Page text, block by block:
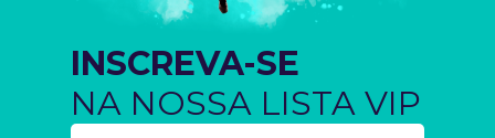
INSCREVA-SE
NA NOSSA LISTA VIP